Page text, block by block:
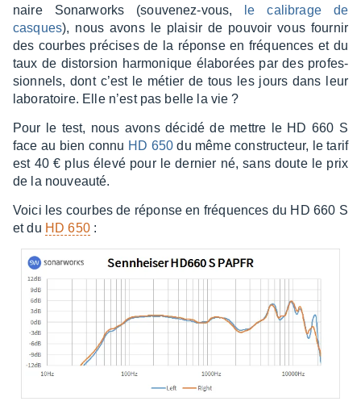
naire Sonar­works (souve­nez-vous,
le cali­brage de
casques), nous avons le plai­sir de pouvoir vous four­nir
des courbes précises de la réponse en fréquences et du
taux de distor­sion harmo­nique élabo­rées par des profes­
sion­nels, dont c’est le métier de tous les jours dans leur
labo­ra­toire. Elle n’est pas belle la vie ?
Pour le test, nous avons décidé de mettre le HD 660 S
face au bien connu HD 650 du même construc­teur, le tarif
est 40 € plus élevé pour le dernier né, sans doute le prix
de la nouveauté.
Voici les courbes de réponse en fréquences du HD 660 S
et du HD 650: